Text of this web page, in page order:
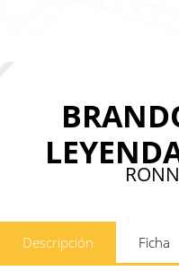
Descripción Ficha